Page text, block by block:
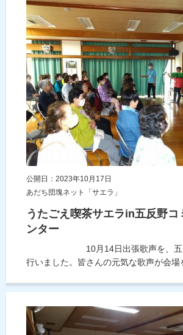
公開日：2023年10月17日
あだち団塊ネット「サエラ」
うたごえ喫茶サエラin五反野コ
ンター
10月14日出張歌声を、五反
行いました。皆さんの元気な歌声が会場